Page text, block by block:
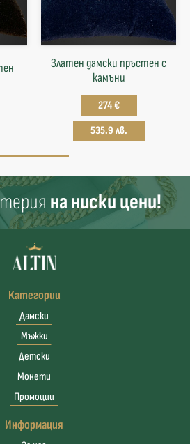
Златен дамски пръстен с
камъни
274 €
535.9 лв.
на ниски цени!
Категории
Дамски
Мъжки
Детски
Монети
Промоции
Информация